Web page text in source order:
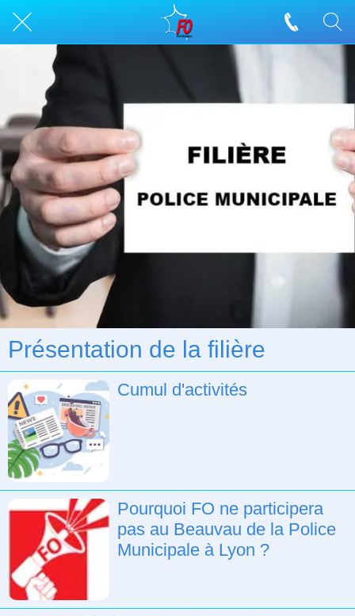
Présentation de la filière
Cumul d'activités
Pourquoi FO ne participera
pas au Beauvau de la Police
Municipale à Lyon ?